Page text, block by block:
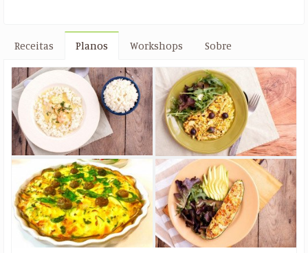
Receitas Planos Workshops Sobre